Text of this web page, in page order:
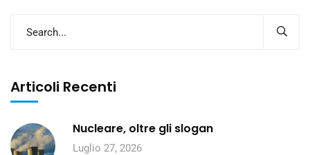
Articoli Recenti
Nucleare, oltre gli slogan
Luglio 27, 2026